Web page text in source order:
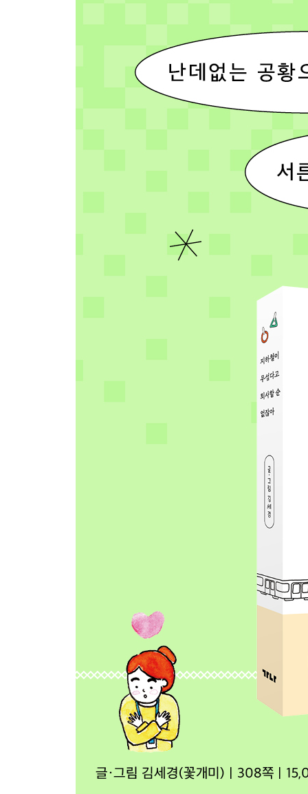
6장. 덕분에 균형 잡고 살아갑니다
누군가를 있는 힘껏 미워하고 있나요?
일상 속 악플에 대처하는 법
상처 입은 열네 살의 나를 다독이다
지금 우울한 것이 정상입니다
덕분에 균형 잡고 살아갑니다
나는 더 이상 공황이 두렵지 않다